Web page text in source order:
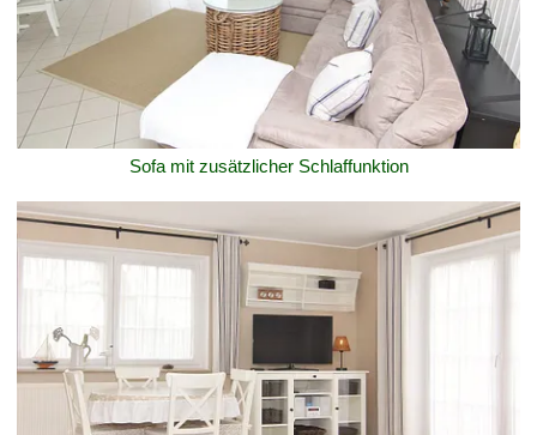
Sofa mit zusätzlicher Schlaffunktion